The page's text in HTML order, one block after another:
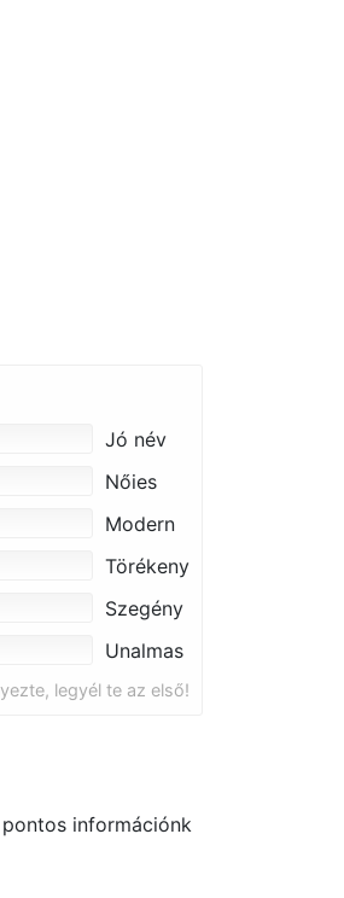
Jó név
Nőies
Modern
Törékeny
Szegény
Unalmas
legyél te az első!
információnk